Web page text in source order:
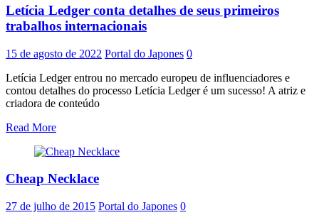
Letícia Ledger conta detalhes de seus primeiros
trabalhos internacionais
15 de agosto de 2022 Portal do Japones 0
Letícia Ledger entrou no mercado europeu de influenciadores e
contou detalhes do processo Letícia Ledger é um sucesso! A atriz e
criadora de conteúdo
Read More
Cheap Necklace
27 de julho de 2015 Portal do Japones 0